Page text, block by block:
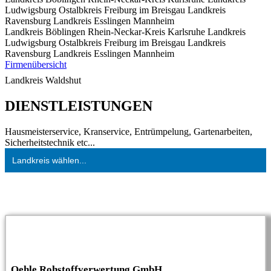
Ludwigsburg Ostalbkreis Freiburg im Breisgau Landkreis
Ravensburg Landkreis Esslingen Mannheim
Landkreis Böblingen Rhein-Neckar-Kreis Karlsruhe Landkreis
Ludwigsburg Ostalbkreis Freiburg im Breisgau Landkreis
Ravensburg Landkreis Esslingen Mannheim
Firmenübersicht
Landkreis Waldshut
DIENSTLEISTUNGEN
Hausmeisterservice, Kranservice, Entrümpelung, Gartenarbeiten,
Sicherheitstechnik etc...
Landkreis wählen...